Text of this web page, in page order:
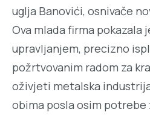
uglja Banovići, osnivače
Ova mlada firma pokazala
upravljanjem, precizno
požrtvovanim radom za
oživjeti metalska
obima posla osim potrebe